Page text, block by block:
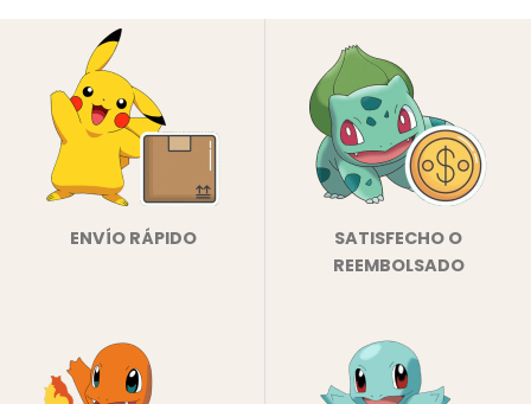
ENVÍO RÁPIDO
SATISFECHO O
REEMBOLSADO